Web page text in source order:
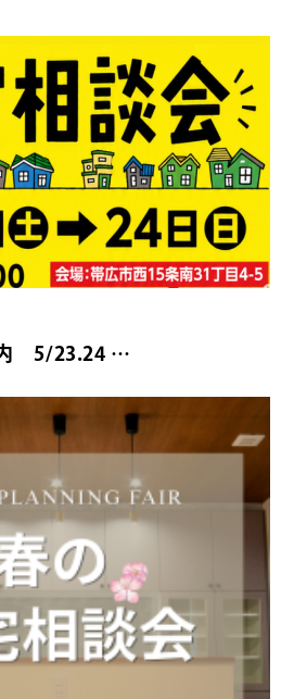
内 5/23.24 …